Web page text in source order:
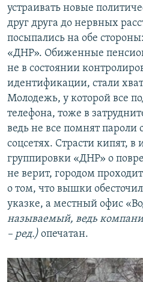
устраивать новые
друг друга до нервных
посыпались на обе
«ДНР». Обиженные
не в состоянии
идентификации, стали
Молодежь, у которой все
телефона, тоже в
ведь не все помнят пароли
соцсетях. Страсти кипят,
группировки «ДНР» о
не верит, городом
о том, что вышки
указке, а местный офис
называемый, ведь
– ред.) опечатан.